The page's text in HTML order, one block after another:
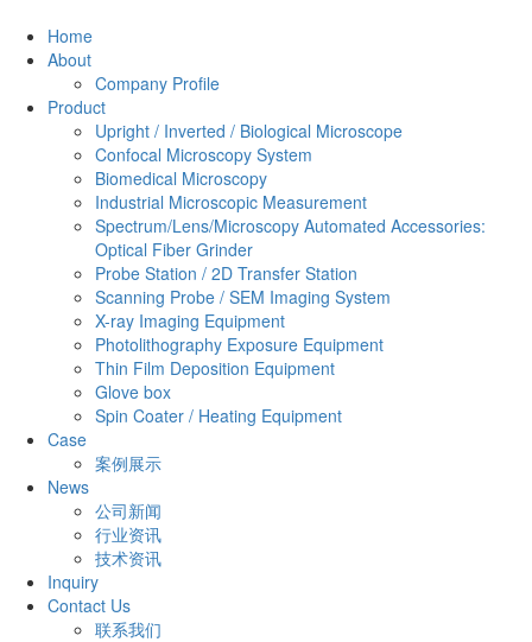
Home
About
Company Profile
Product
Upright / Inverted / Biological Microscope
Confocal Microscopy System
Biomedical Microscopy
Industrial Microscopic Measurement
Spectrum/Lens/Microscopy Automated Accessories:
Optical Fiber Grinder
Probe Station / 2D Transfer Station
Scanning Probe / SEM Imaging System
X-ray Imaging Equipment
Photolithography Exposure Equipment
Thin Film Deposition Equipment
Glove box
Spin Coater / Heating Equipment
Case
案例展示
News
公司新闻
行业资讯
技术资讯
Inquiry
Contact Us
联系我们